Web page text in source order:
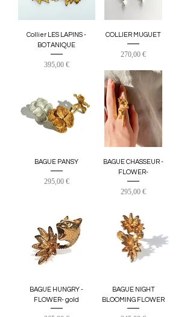
Collier LES LAPINS -
BOTANIQUE
Prix
395,00 €
COLLIER MUGUET
Prix
270,00 €
BAGUE PANSY
Prix
295,00 €
BAGUE CHASSEUR -
FLOWER-
Prix
295,00 €
BAGUE HUNGRY -
FLOWER- gold
BAGUE NIGHT
BLOOMING FLOWER